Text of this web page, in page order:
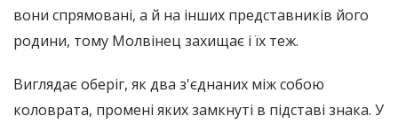
вони спрямовані, а й на інших представників його
родини, тому Молвінец захищає і їх теж.
Виглядає оберіг, як два з'єднаних між собою
коловрата, промені яких замкнуті в підставі знака. У